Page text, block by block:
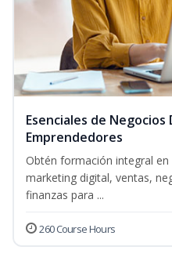
Esenciales de
Emprendedores
Obtén formación integral en
marketing digital, ventas,
finanzas para ...
260 Course Hours